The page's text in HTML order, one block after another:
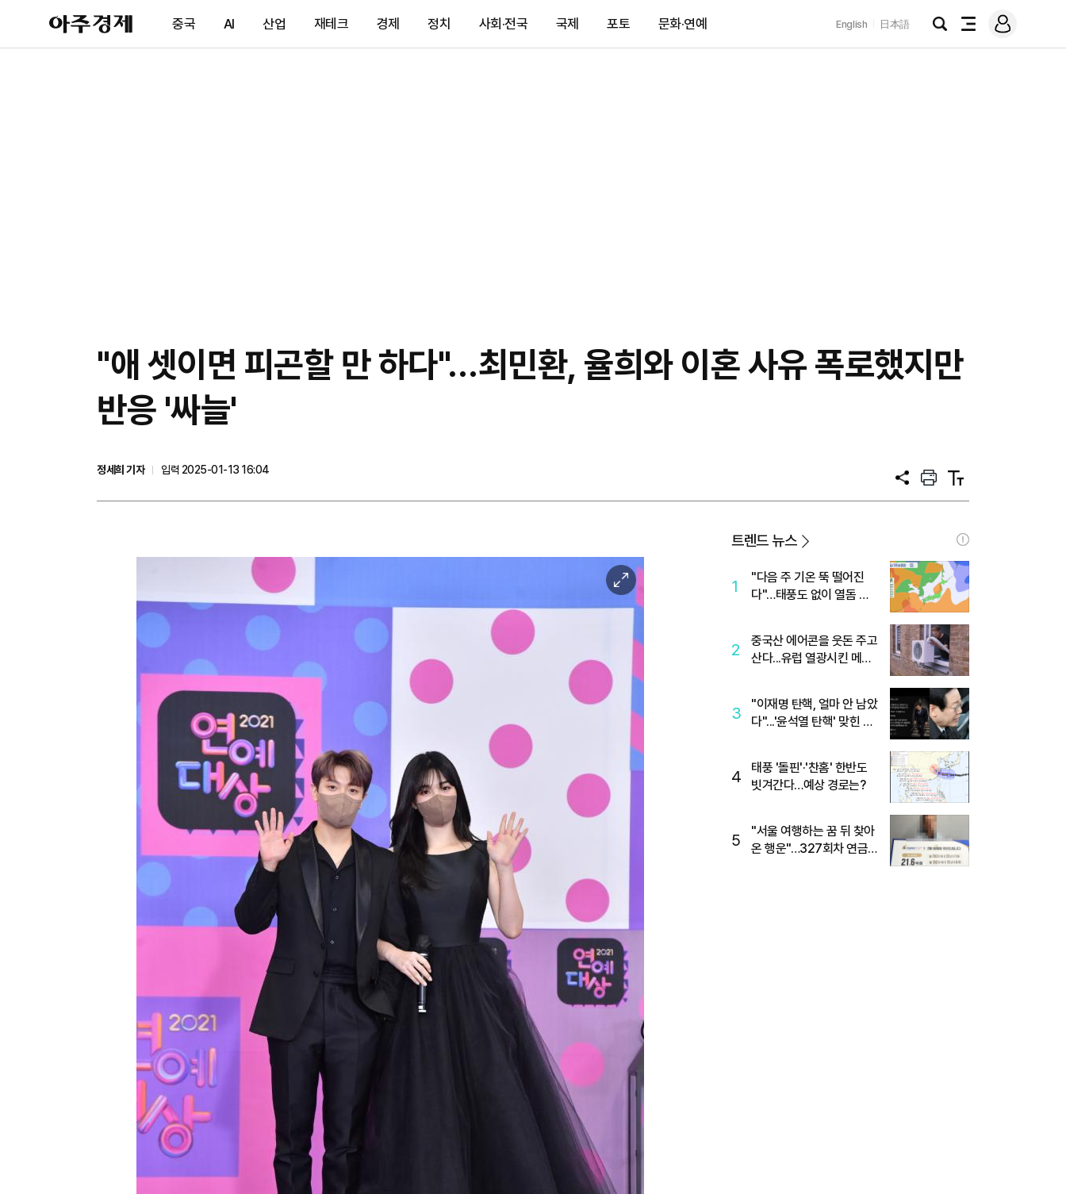
아
주
제
중국 AI 산업 재테크 경제 정치 사회·전국 국제 포토 문화·연예 English 日本語
검
전
메
그
"애 셋이면 피곤할 만 하다"…최민환, 율희와 이혼 사유 폭로했지만
반응 '싸늘'
정세희 기자
입력 2025-01-13 16:04
공
프
트
텍
트
이
미
대
트렌드 뉴스
1
"다음 주 기온 뚝 떨어진
다"…태풍도 없이 열돔 박
2
중국산 에어콘을 웃돈 주고
산다...유럽 열광시킨 메이
3
"이재명 탄핵, 얼마 안 남았
다"...'윤석열 탄핵' 맞힌 무
4
태풍 '돌핀'·'찬홈' 한반도
빗겨간다…예상 경로는?
5
"서울 여행하는 꿈 뒤 찾아
온 행운"…327회차 연금